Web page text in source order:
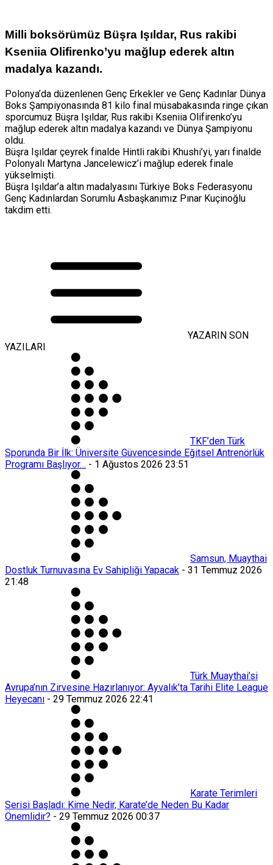
Milli boksörümüz Büşra Işıldar, Rus rakibi
Kseniia Olifirenko’yu mağlup ederek altın
madalya kazandı.
Polonya’da düzenlenen Genç Erkekler ve Genç Kadınlar Dünya
Boks Şampiyonasında 81 kilo final müsabakasında ringe çıkan
sporcumuz Büşra Işıldar, Rus rakibi Kseniia Olifirenko’yu
mağlup ederek altın madalya kazandı ve Dünya Şampiyonu
oldu.
Büşra Işıldar çeyrek finalde Hintli rakibi Khushi’yi, yarı finalde
Polonyalı Martyna Jancelewicz’i mağlup ederek finale
yükselmişti.
Büşra Işıldar’a altın madalyasını Türkiye Boks Federasyonu
Genç Kadınlardan Sorumlu Asbaşkanımız Pınar Kuçinoğlu
takdim etti.
YAZARIN SON
YAZILARI
TKF’den Türk
Sporunda Bir İlk: Üniversite Güvencesinde Eğitsel Antrenörlük
Programı Başlıyor… - 1 Ağustos 2026 23:51
Samsun, Muaythai
Dostluk Turnuvasına Ev Sahipliği Yapacak - 31 Temmuz 2026
21:48
Türk Muaythai’si
Avrupa’nın Zirvesine Hazırlanıyor: Ayvalık’ta Tarihi Elite League
Heyecanı - 29 Temmuz 2026 22:41
Karate Terimleri
Serisi Başladı: Kime Nedir, Karate’de Neden Bu Kadar
Önemlidir? - 29 Temmuz 2026 00:37